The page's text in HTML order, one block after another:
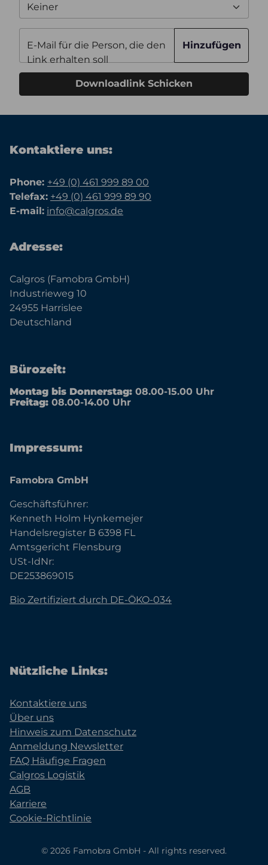
Keiner
E-Mail für die Person, die den
Link erhalten soll
Hinzufügen
Downloadlink Schicken
Kontaktiere uns:
Phone: +49 (0) 461 999 89 00
Telefax: +49 (0) 461 999 89 90
E-mail: info@calgros.de
Adresse:
Calgros (Famobra GmbH)
Industrieweg 10
24955 Harrislee
Deutschland
Bürozeit:
Montag bis Donnerstag: 08.00-15.00 Uhr
Freitag: 08.00-14.00 Uhr
Impressum:
Famobra GmbH
Geschäftsführer:
Kenneth Holm Hynkemejer
Handelsregister B 6398 FL
Amtsgericht Flensburg
USt-IdNr:
DE253869015
Bio Zertifiziert durch DE-ÖKO-034
Nützliche Links:
Kontaktiere uns
Über uns
Hinweis zum Datenschutz
Anmeldung Newsletter
FAQ Häufige Fragen
Calgros Logistik
AGB
Karriere
Cookie-Richtlinie
© 2026 Famobra GmbH - All rights reserved.